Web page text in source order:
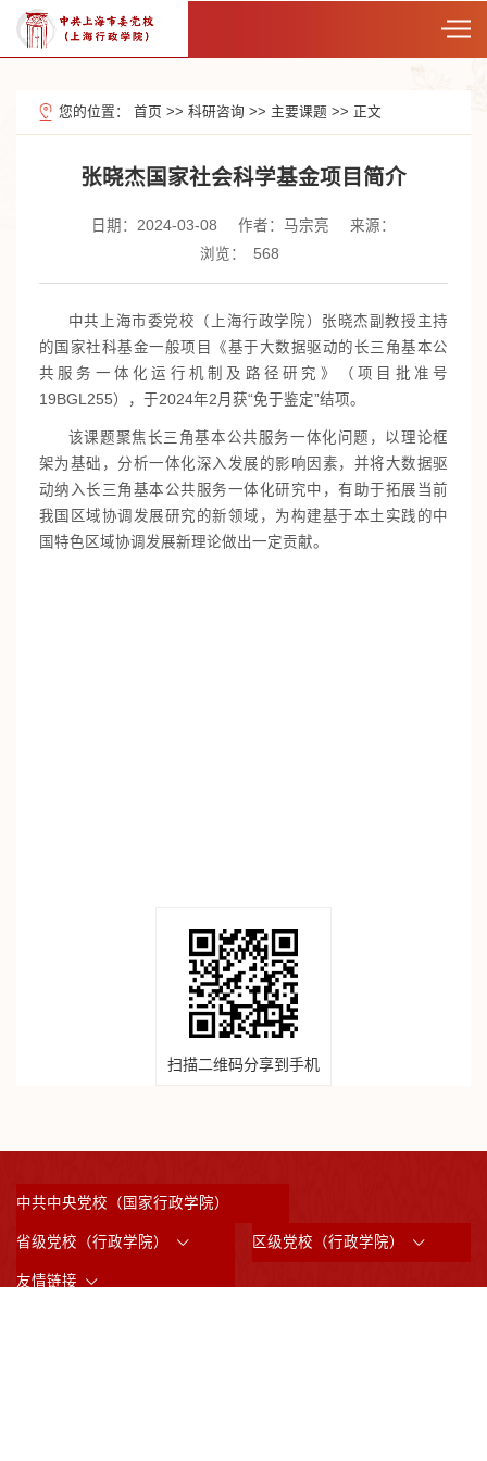
您的位置： 首页 >> 科研咨询 >> 主要课题>> 正文
张晓杰国家社会科学基金项目简介
日期：2024-03-08 作者：马宗亮
来源：
浏览：
568
中共上海市委党校（上海行政学院）张晓杰副教授主持
的国家社科基金一般项目《基于大数据驱动的长三角基本公
共服务一体化运行机制及路径研究》（项目批准号
19BGL255），于2024年2月获“免于鉴定”结项。
该课题聚焦长三角基本公共服务一体化问题，以理论框
架为基础，分析一体化深入发展的影响因素，并将大数据驱
动纳入长三角基本公共服务一体化研究中，有助于拓展当前
我国区域协调发展研究的新领域，为构建基于本土实践的中
国特色区域协调发展新理论做出一定贡献。
扫描二维码分享到手机
中共中央党校（国家行政学院）
省级党校（行政学院） 区级党校（行政学院）
友情链接